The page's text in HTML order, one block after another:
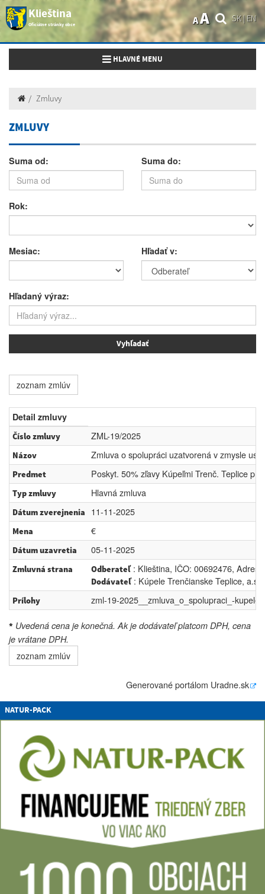
Klieština
Oficiálne stránky obce
SK| EN
AA
Toggle navigation
HLAVNÉ MENU
Zmluvy
ZMLUVY
Suma od: Suma do:
Rok:
Mesiac: Hľadať v:
Hľadaný výraz:
zoznam zmlúv
Detail zmluvy
Číslo zmluvy ZML-19/2025
Názov Zmluva o spolupráci uzatvorená v zmysle
Predmet Poskyt. 50% zľavy Kúpeľmi Trenč. Teplice
Typ zmluvy Hlavná zmluva
Dátum zverejnenia 11-11-2025
Mena €
Dátum uzavretia 05-11-2025
Zmluvná strana Odberateľ: Klieština, IČO: 00692476,
Dodávateľ: Kúpele Trenčianske Teplice,
Prílohy zml-19-2025__zmluva_o_spolupraci_-
* Uvedená cena je konečná. Ak je dodávateľ platcom DPH, cena
je vrátane DPH.
zoznam zmlúv
Generované portálom Uradne.sk
NATUR-PACK